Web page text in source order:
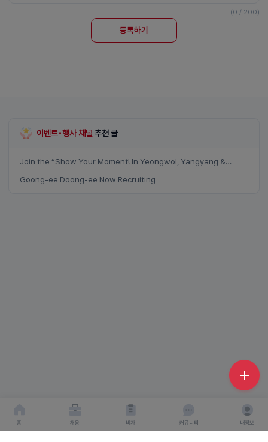
홈 채용 비자 커뮤니티 내정보
(0 / 200)
등록하기
이벤트•행사 채널 추천 글
Join the “Show Your Moment! In Yeongwol, Yangyang &
Goong-ee Doong-ee Now Recruiting